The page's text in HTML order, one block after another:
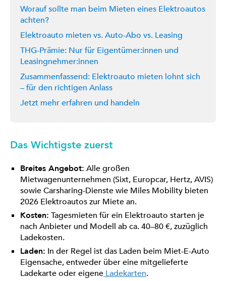
Worauf sollte man beim Mieten eines Elektroautos
achten?
Elektroauto mieten vs. Auto-Abo vs. Leasing
THG-Prämie: Nur für Eigentümer:innen und
Leasingnehmer:innen
Zusammenfassend: Elektroauto mieten lohnt sich
– für den richtigen Anlass
Jetzt mehr erfahren und handeln
Das Wichtigste zuerst
Breites Angebot: Alle großen
Mietwagenunternehmen (Sixt, Europcar, Hertz, AVIS)
sowie Carsharing-Dienste wie Miles Mobility bieten
2026 Elektroautos zur Miete an.
Kosten: Tagesmieten für ein Elektroauto starten je
nach Anbieter und Modell ab ca. 40–80 €, zuzüglich
Ladekosten.
Laden: In der Regel ist das Laden beim Miet-E-Auto
Eigensache, entweder über eine mitgelieferte
Ladekarte oder eigene Ladekarten.